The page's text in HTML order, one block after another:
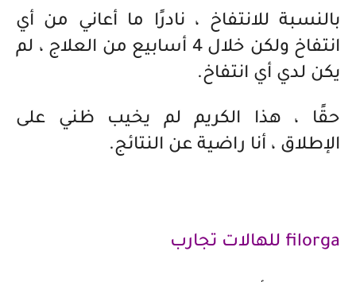
بالنسبة للانتفاخ ، نادرًا ما أعاني من أي
انتفاخ ولكن خلال 4 أسابيع من العلاج ، لم
يكن لدي أي انتفاخ.
حقًا ، هذا الكريم لم يخيب ظني على
الإطلاق ، أنا راضية عن النتائج.
filorga للهالات تجارب